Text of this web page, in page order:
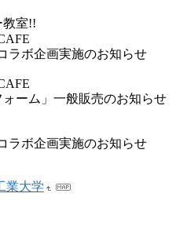
教室!!
ラボ企画実施のお知らせ
ォーム」一般販売のお知らせ
ラボ企画実施のお知らせ
業大学